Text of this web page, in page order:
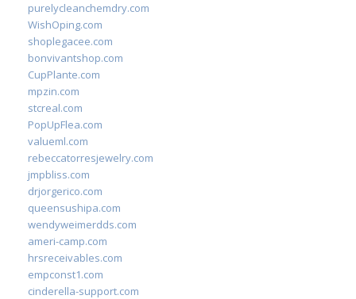
purelycleanchemdry.com
WishOping.com
shoplegacee.com
bonvivantshop.com
CupPlante.com
mpzin.com
stcreal.com
PopUpFlea.com
valueml.com
rebeccatorresjewelry.com
jmpbliss.com
drjorgerico.com
queensushipa.com
wendyweimerdds.com
ameri-camp.com
hrsreceivables.com
empconst1.com
cinderella-support.com